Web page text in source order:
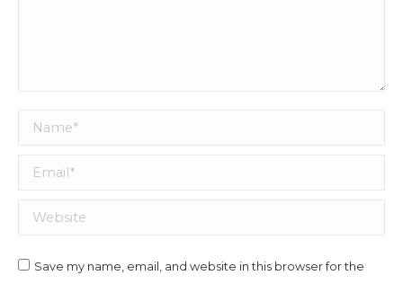
Name *
Email *
Website
Save my name, email, and website in this browser for the